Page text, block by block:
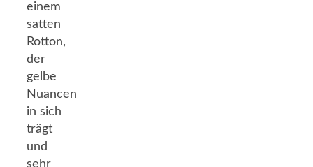
einem
satten
Rotton,
der
gelbe
Nuancen
in sich
trägt
und
sehr